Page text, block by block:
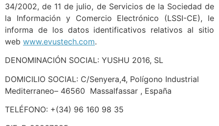
34/2002, de 11 de julio, de Servicios de la Sociedad de
la Información y Comercio Electrónico (LSSI-CE), le
informa de los datos identificativos relativos al sitio
web www.evustech.com.
DENOMINACIÓN SOCIAL: YUSHU 2016, SL
DOMICILIO SOCIAL: C/Senyera,4, Polígono Industrial
Mediterraneo– 46560 Massalfassar , España
TELÉFONO: +(34) 96 160 98 35